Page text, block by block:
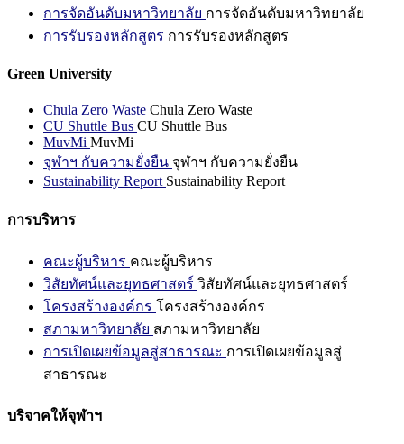
การจัดอันดับมหาวิทยาลัย การจัดอันดับมหาวิทยาลัย
การรับรองหลักสูตร การรับรองหลักสูตร
Green University
Chula Zero Waste Chula Zero Waste
CU Shuttle Bus CU Shuttle Bus
MuvMi MuvMi
จุฬาฯ กับความยั่งยืน จุฬาฯ กับความยั่งยืน
Sustainability Report Sustainability Report
การบริหาร
คณะผู้บริหาร คณะผู้บริหาร
วิสัยทัศน์และยุทธศาสตร์ วิสัยทัศน์และยุทธศาสตร์
โครงสร้างองค์กร โครงสร้างองค์กร
สภามหาวิทยาลัย สภามหาวิทยาลัย
การเปิดเผยข้อมูลสู่สาธารณะ การเปิดเผยข้อมูลสู่
สาธารณะ
บริจาคให้จุฬาฯ